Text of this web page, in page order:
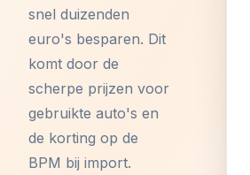
snel duizenden
euro's besparen. Dit
komt door de
scherpe prijzen voor
gebruikte auto's en
de korting op de
BPM bij import.